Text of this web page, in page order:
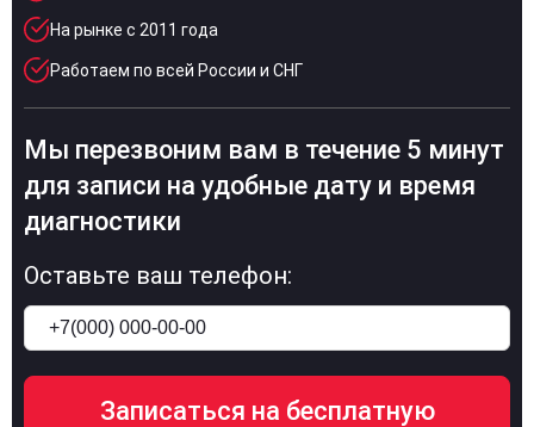
На рынке с 2011 года
Работаем по всей России и СНГ
Мы перезвоним вам в течение 5 минут
для записи на удобные дату и время
диагностики
Оставьте ваш телефон: